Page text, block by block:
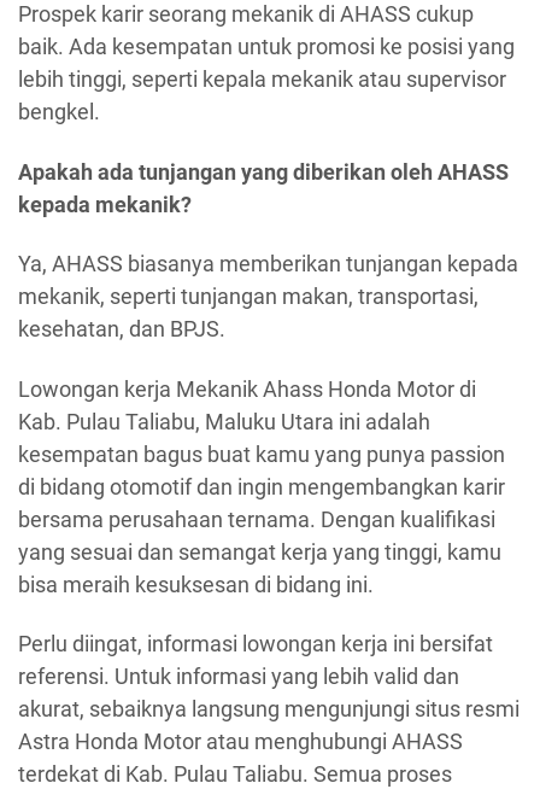
Prospek karir seorang mekanik di AHASS cukup
baik. Ada kesempatan untuk promosi ke posisi yang
lebih tinggi, seperti kepala mekanik atau supervisor
bengkel.
Apakah ada tunjangan yang diberikan oleh AHASS
kepada mekanik?
Ya, AHASS biasanya memberikan tunjangan kepada
mekanik, seperti tunjangan makan, transportasi,
kesehatan, dan BPJS.
Lowongan kerja Mekanik Ahass Honda Motor di
Kab. Pulau Taliabu, Maluku Utara ini adalah
kesempatan bagus buat kamu yang punya passion
di bidang otomotif dan ingin mengembangkan karir
bersama perusahaan ternama. Dengan kualifikasi
yang sesuai dan semangat kerja yang tinggi, kamu
bisa meraih kesuksesan di bidang ini.
Perlu diingat, informasi lowongan kerja ini bersifat
referensi. Untuk informasi yang lebih valid dan
akurat, sebaiknya langsung mengunjungi situs resmi
Astra Honda Motor atau menghubungi AHASS
terdekat di Kab. Pulau Taliabu. Semua proses